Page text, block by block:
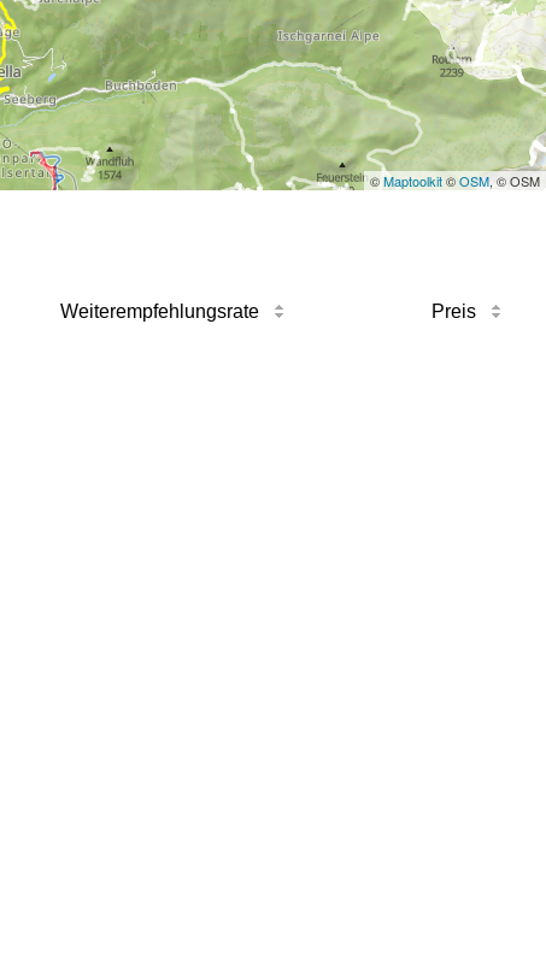
©Maptoolkit©OSM, © OSM
Weiterempfehlungsrate Preis